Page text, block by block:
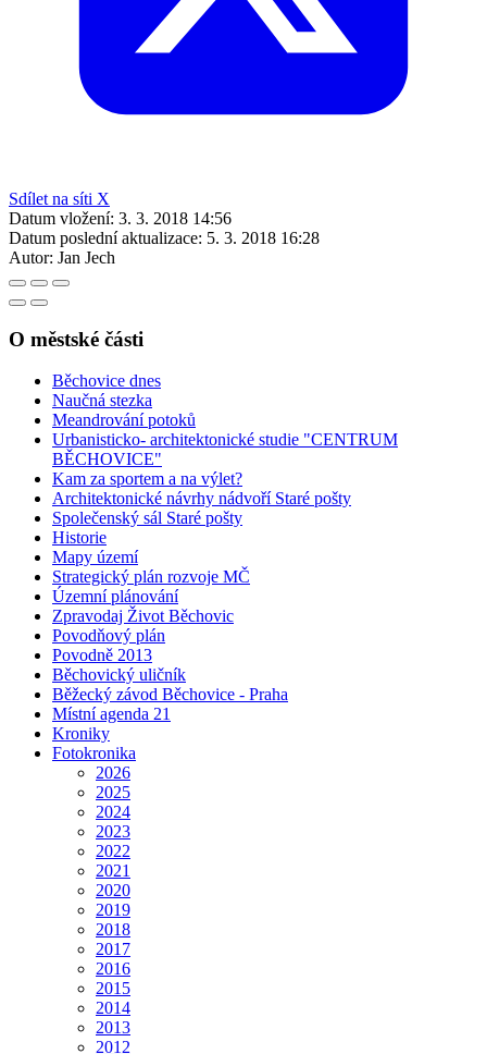
Sdílet na síti X
Datum vložení: 3. 3. 2018 14:56
Datum poslední aktualizace: 5. 3. 2018 16:28
Autor: Jan Jech
O městské části
Běchovice dnes
Naučná stezka
Meandrování potoků
Urbanisticko- architektonické studie "CENTRUM
BĚCHOVICE"
Kam za sportem a na výlet?
Architektonické návrhy nádvoří Staré pošty
Společenský sál Staré pošty
Historie
Mapy území
Strategický plán rozvoje MČ
Územní plánování
Zpravodaj Život Běchovic
Povodňový plán
Povodně 2013
Běchovický uličník
Běžecký závod Běchovice - Praha
Místní agenda 21
Kroniky
Fotokronika
2026
2025
2024
2023
2022
2021
2020
2019
2018
2017
2016
2015
2014
2013
2012